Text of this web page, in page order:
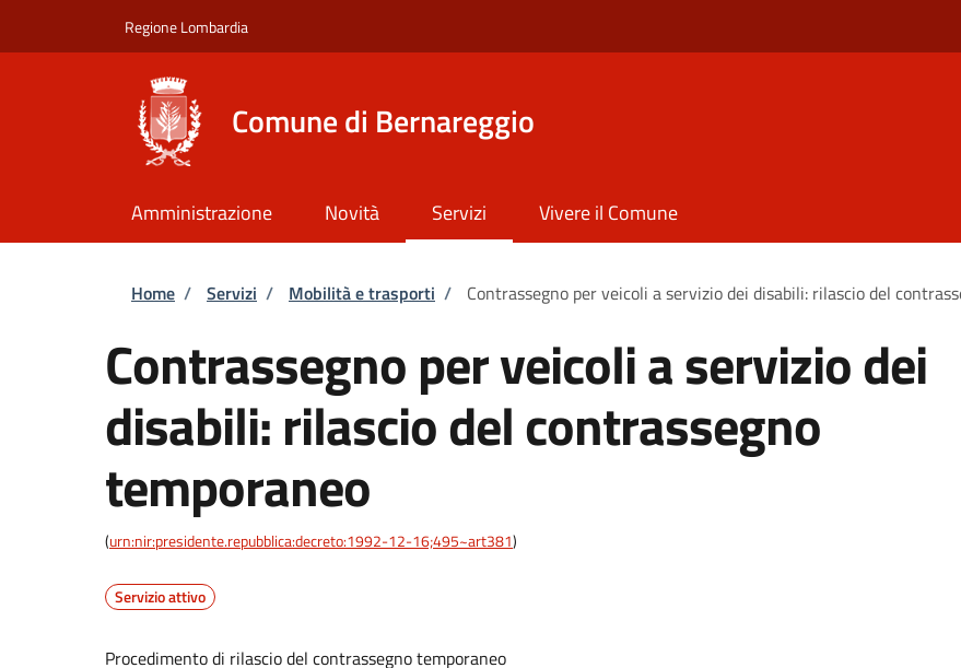
Regione Lombardia
Comune di Bernareggio
Amministrazione Novità Servizi Vivere il Comune
Briciole di pane
Home / Servizi / Mobilità e trasporti / Contrassegno per veicoli a servizio dei disabili: rilascio del
Contrassegno per veicoli a servizio dei
disabili: rilascio del contrassegno
temporaneo
(urn:nir:presidente.repubblica:decreto:1992-12-16;495~art381)
Servizio attivo
Procedimento di rilascio del contrassegno temporaneo